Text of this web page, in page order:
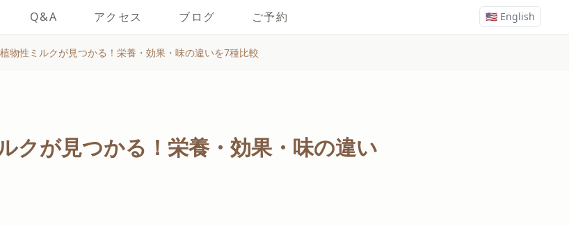
🇺🇸 English
Q&A アクセス ブログ ご予約
物性ミルクが見つかる！栄養・効果・味の違いを7種比較
クが見つかる！栄養・効果・味の違い